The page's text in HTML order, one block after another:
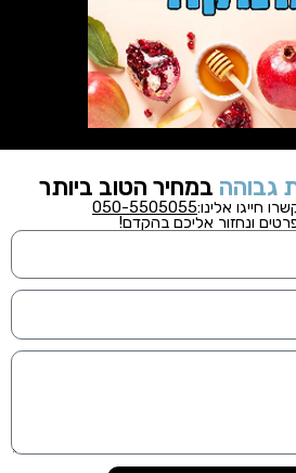
גבוההבמחיר הטוב ביותר
חייגו אלינו:050-5505055
ונחזור אליכם בהקדם!